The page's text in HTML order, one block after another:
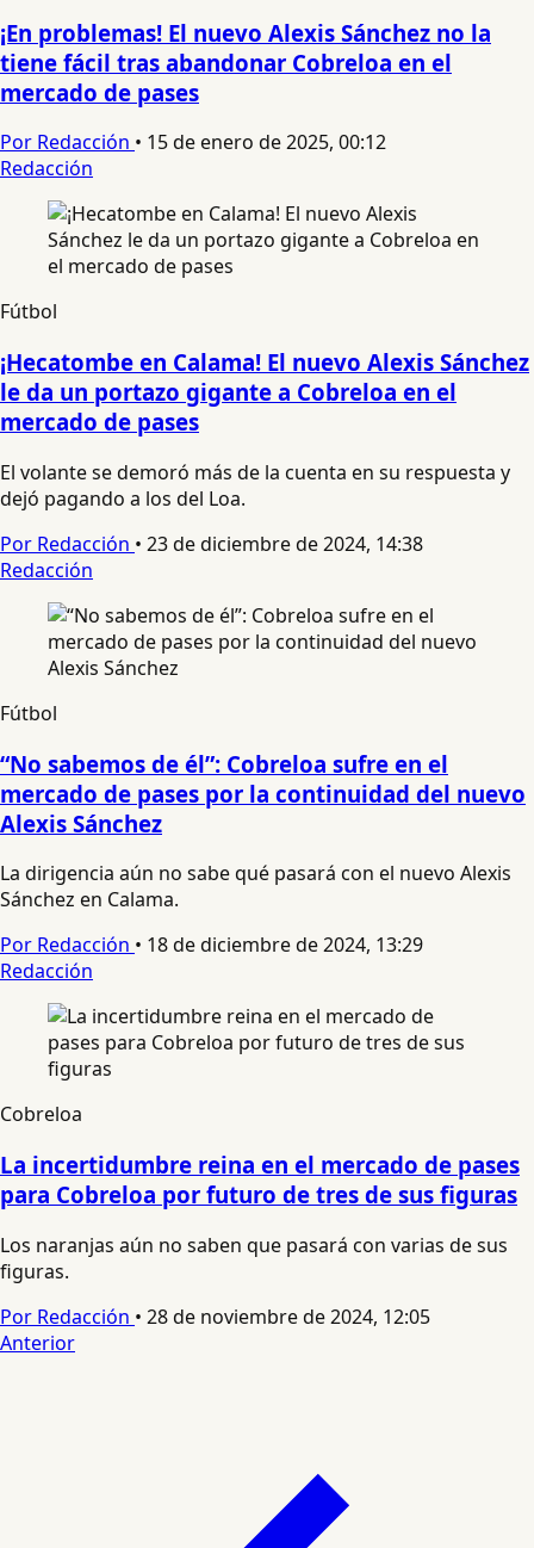
¡En problemas! El nuevo Alexis Sánchez no la
tiene fácil tras abandonar Cobreloa en el
mercado de pases
Por Redacción • 15 de enero de 2025, 00:12
Redacción
Fútbol
¡Hecatombe en Calama! El nuevo Alexis Sánchez
le da un portazo gigante a Cobreloa en el
mercado de pases
El volante se demoró más de la cuenta en su respuesta y
dejó pagando a los del Loa.
Por Redacción • 23 de diciembre de 2024, 14:38
Redacción
Fútbol
“No sabemos de él”: Cobreloa sufre en el
mercado de pases por la continuidad del nuevo
Alexis Sánchez
La dirigencia aún no sabe qué pasará con el nuevo Alexis
Sánchez en Calama.
Por Redacción • 18 de diciembre de 2024, 13:29
Redacción
Cobreloa
La incertidumbre reina en el mercado de pases
para Cobreloa por futuro de tres de sus figuras
Los naranjas aún no saben que pasará con varias de sus
figuras.
Por Redacción • 28 de noviembre de 2024, 12:05
Anterior